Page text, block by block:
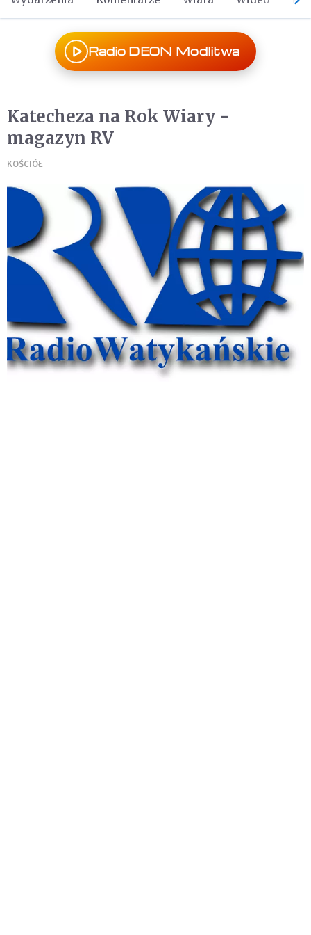
Radio DEON Modlitwa
Katecheza na Rok Wiary -
magazyn RV
KOŚCIÓŁ